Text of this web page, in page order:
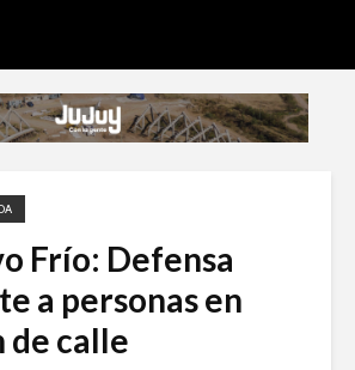
Frío: Defensa
a personas en
de calle